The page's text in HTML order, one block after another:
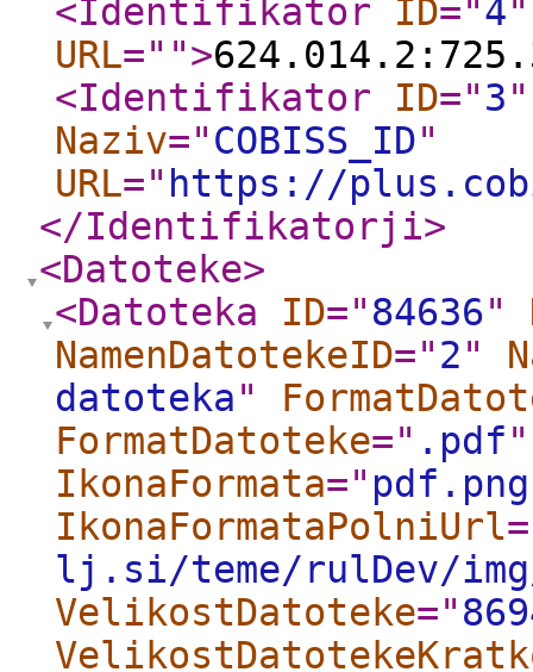
<Identifikator ID="4"
URL=" ">
<Identifikator
ID="3"
Naziv="COBISS_ID"
URL=" https://
</Identifikatorji>
<Datoteke>
<Datoteka
ID="84636"
NamenDatotekeID="2"
datoteka"
FormatDatoteke=" .pdf"
IkonaFormata=" pdf.png
IkonaFormataPolniUrl
lj.si/teme/rulDev/
VelikostDatoteke="